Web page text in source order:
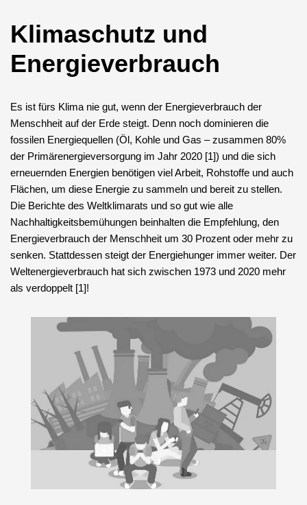
Klimaschutz und
Energieverbrauch
Es ist fürs Klima nie gut, wenn der Energieverbrauch der
Menschheit auf der Erde steigt. Denn noch dominieren die
fossilen Energiequellen (Öl, Kohle und Gas – zusammen 80%
der Primärenergieversorgung im Jahr 2020 [1]) und die sich
erneuernden Energien benötigen viel Arbeit, Rohstoffe und auch
Flächen, um diese Energie zu sammeln und bereit zu stellen.
Die Berichte des Weltklimarats und so gut wie alle
Nachhaltigkeitsbemühungen beinhalten die Empfehlung, den
Energieverbrauch der Menschheit um 30 Prozent oder mehr zu
senken. Stattdessen steigt der Energiehunger immer weiter. Der
Weltenergieverbrauch hat sich zwischen 1973 und 2020 mehr
als verdoppelt [1]!